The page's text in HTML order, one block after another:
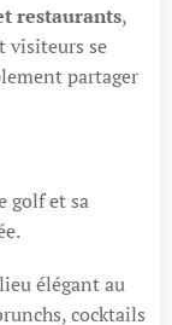
restaurants,
visiteurs se
partager
golf et sa
élégant au
cocktails